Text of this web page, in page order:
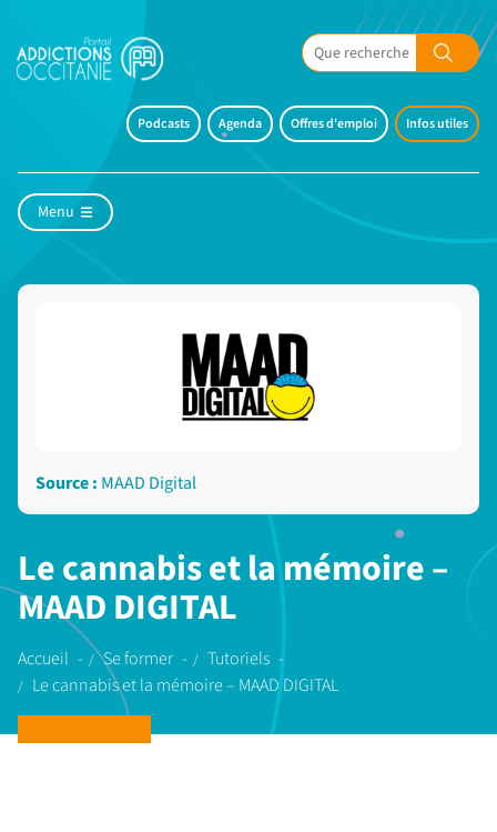
Podcasts Agenda Offres d'emploi Infos utiles
Menu
Le cannabis et la mémoire –
MAAD DIGITAL
Accueil Se former
Tutoriels
Le cannabis et la mémoire – MAAD DIGITAL
Source : MAAD Digital